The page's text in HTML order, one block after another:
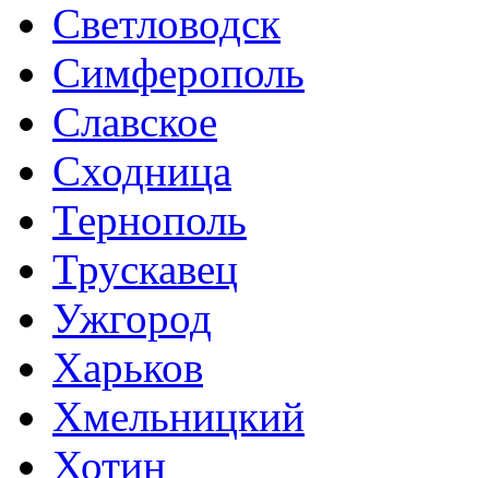
Светловодск
Симферополь
Славское
Сходница
Тернополь
Трускавец
Ужгород
Харьков
Хмельницкий
Хотин